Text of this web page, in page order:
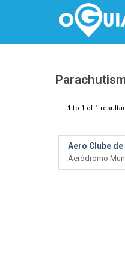
1 to 1 of 1
Aero Clube
Aeródromo